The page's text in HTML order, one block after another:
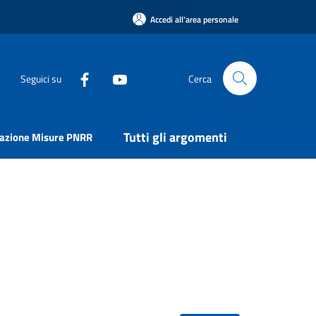
Accedi all'area personale
Seguici su Cerca
Misure PNRR Tutti gli argomenti